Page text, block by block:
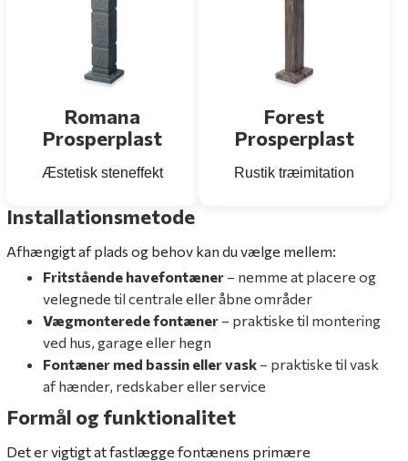
Romana
Prosperplast
Æstetisk steneffekt
Forest
Prosperplast
Rustik træimitation
Installationsmetode
Afhængigt af plads og behov kan du vælge mellem:
Fritstående havefontæner – nemme at placere og
velegnede til centrale eller åbne områder
Vægmonterede fontæner – praktiske til montering
ved hus, garage eller hegn
Fontæner med bassin eller vask – praktiske til vask
af hænder, redskaber eller service
Formål og funktionalitet
Det er vigtigt at fastlægge fontænens primære